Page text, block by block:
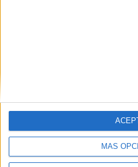
MÁS
Y como regalo de
gratis una copia de nuestro
primer año de universidad